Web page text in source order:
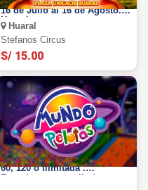
16 de Julio al 16 de Agosto.
Huaral
Huaral
Stefanos Circus
S/ 15.00
MUNDO PELOTAS : Entrada
60, 120 o ilimitada .
Experimenta esta linda